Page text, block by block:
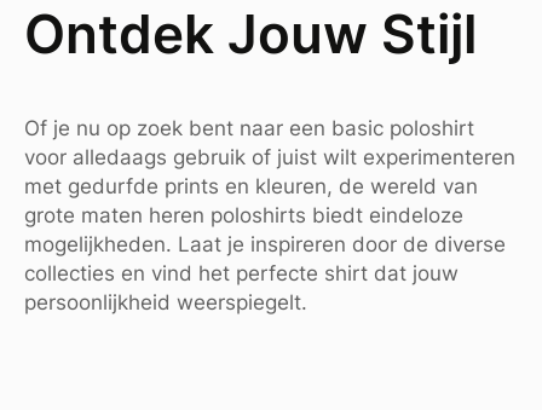
Ontdek Jouw Stijl
Of je nu op zoek bent naar een basic poloshirt
voor alledaags gebruik of juist wilt experimenteren
met gedurfde prints en kleuren, de wereld van
grote maten heren poloshirts biedt eindeloze
mogelijkheden. Laat je inspireren door de diverse
collecties en vind het perfecte shirt dat jouw
persoonlijkheid weerspiegelt.